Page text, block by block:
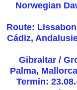
Norwegian
Route:
Cádiz,
Gibraltar /
Palma,
Termin: